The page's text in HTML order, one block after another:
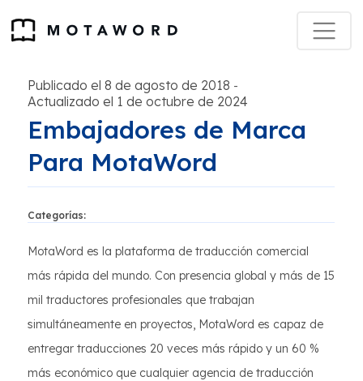
Publicado el 8 de agosto de 2018 -
Actualizado el 1 de octubre de 2024
Embajadores de Marca
Para MotaWord
Categorías:
MotaWord es la plataforma de traducción comercial
más rápida del mundo. Con presencia global y más de 15
mil traductores profesionales que trabajan
simultáneamente en proyectos, MotaWord es capaz de
entregar traducciones 20 veces más rápido y un 60 %
más económico que cualquier agencia de traducción